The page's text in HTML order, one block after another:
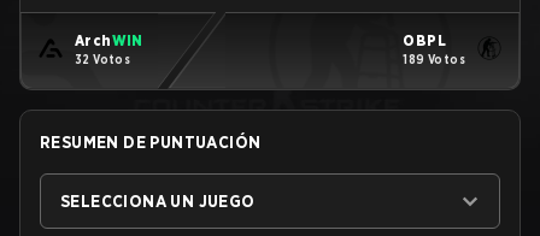
ArchWIN
32 Votos
OBPL
189 Votos
RESUMEN DE PUNTUACIÓN
SELECCIONA UN JUEGO